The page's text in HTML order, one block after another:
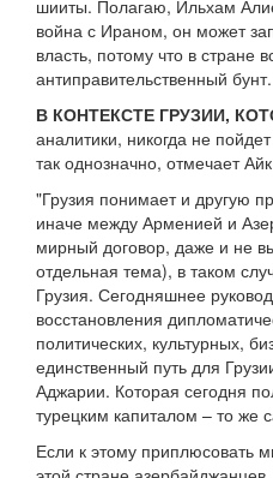
шииты. Полагаю, Ильхам
война с Ираном, он может
власть, потому что в стране
антиправительственный
В КОНТЕКСТЕ ГРУЗИИ,
аналитики, никогда не
так однозначно, отмечает
"Грузия понимает и другую
иначе между Арменией и
мирный договор, даже и не
отдельная тема), в таком
Грузия. Сегодняшнее
восстановления
политических, культурных,
единственный путь для
Аджарии. Которая сегодня
турецким капиталом – то же
Если к этому приплюсовать